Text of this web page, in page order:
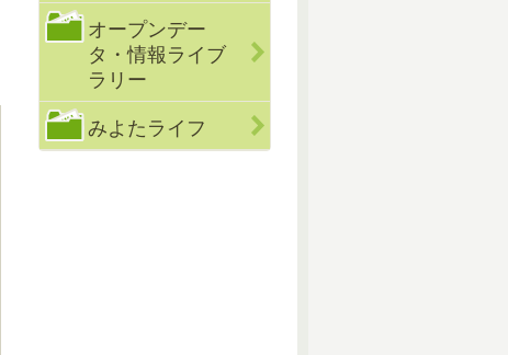
オープンデー
タ・情報ライブ
ラリー
みよたライフ